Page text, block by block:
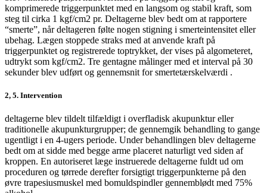
komprimerede triggerpunktet med en langsom og stabil kraft, som
steg til cirka 1 kgf/cm2 pr. Deltagerne blev bedt om at rapportere
“smerte”, når deltageren følte nogen stigning i smerteintensitet eller
ubehag. Lægen stoppede straks med at anvende kraft på
triggerpunktet og registrerede toptrykket, der vises på algometeret,
udtrykt som kgf/cm2. Tre gentagne målinger med et interval på 30
sekunder blev udført og gennemsnit for smertetærskelværdi .
2, 5. Intervention
deltagerne blev tildelt tilfældigt i overfladisk akupunktur eller
traditionelle akupunkturgrupper; de gennemgik behandling to gange
ugentligt i en 4-ugers periode. Under behandlingen blev deltagerne
bedt om at sidde med begge arme placeret naturligt ved siden af
kroppen. En autoriseret læge instruerede deltagerne fuldt ud om
proceduren og tørrede derefter forsigtigt triggerpunkterne på den
øvre trapesiusmuskel med bomuldspindler gennemblødt med 75%